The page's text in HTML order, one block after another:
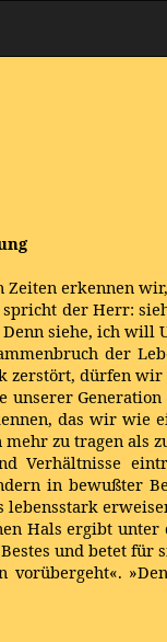
erkennen
spricht der Herr:
Denn siehe, ich
der
zerstört, dürfen
unserer
das wir wie
zu tragen als
Verhältnisse
in bewußter
lebensstark
Hals ergibt
und betet
vorübergeht«.